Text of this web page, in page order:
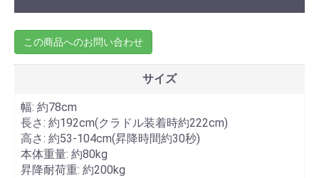
この商品へのお問い合わせ
サイズ
幅: 約78cm
長さ: 約192cm(クラドル装着時約222cm)
高さ: 約53-104cm(昇降時間約30秒)
本体重量: 約80kg
昇降耐荷重: 約200kg